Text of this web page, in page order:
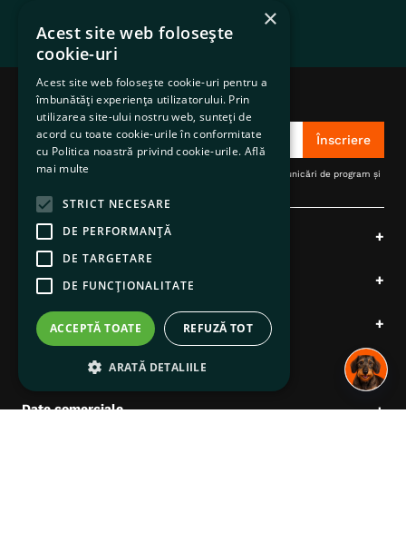
suport@pentruanimale.ro
Abonează-te la noutățile PentruAnimale.ro
Înscriere
Înscrieți-vă pentru a primi actualizări, oferte speciale, comunicări de program și
Produsele noastre +
Comenzi și livrări +
Despre noi +
Suport clienți +
Date comerciale +
×
Acest site web folosește
cookie-uri
Acest site web folosește cookie-uri pentru a
îmbunătăți experiența utilizatorului. Prin
utilizarea site-ului nostru web, sunteți de
acord cu toate cookie-urile în conformitate
cu Politica noastră privind cookie-urile. Află
mai multe
STRICT NECESARE
DE PERFORMANȚĂ
DE TARGETARE
DE FUNCŢIONALITATE
ACCEPTĂ TOATE REFUZĂ TOT
ARATĂ DETALIILE